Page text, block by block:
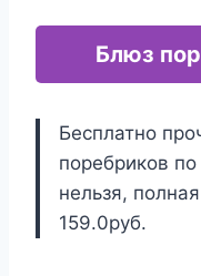
Блюз
Бесплатно
поребриков
нельзя,
159.0руб.